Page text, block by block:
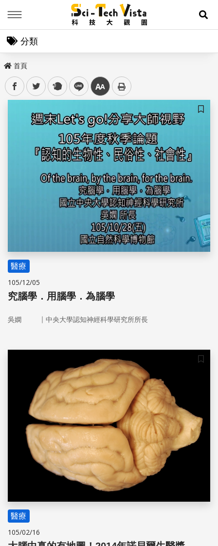
展
分類
首頁
facebooktwitter plurk line 中
儲存
醫療
105/12/05
究腦學．用腦學．為腦學
吳嫻 ｜ 中央大學認知神經科學研究所所長
儲存
醫療
105/02/16